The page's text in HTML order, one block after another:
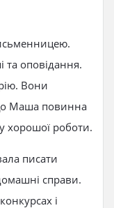
та оповідання.
Вони
Маша повинна
хорошої роботи.
писати
справи.
і